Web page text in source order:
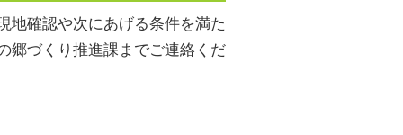
地確認や次にあげる条件を満た
郷づくり推進課までご連絡くだ